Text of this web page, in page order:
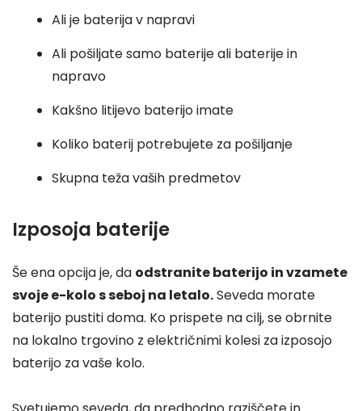
Ali je baterija v napravi
Ali pošiljate samo baterije ali baterije in
napravo
Kakšno litijevo baterijo imate
Koliko baterij potrebujete za pošiljanje
Skupna teža vaših predmetov
Izposoja baterije
Še ena opcija je, da odstranite baterijo in vzamete
svoje e-kolo s seboj na letalo.Seveda morate
baterijo pustiti doma. Ko prispete na cilj, se obrnite
na lokalno trgovino z električnimi kolesi za izposojo
baterijo za vaše kolo.